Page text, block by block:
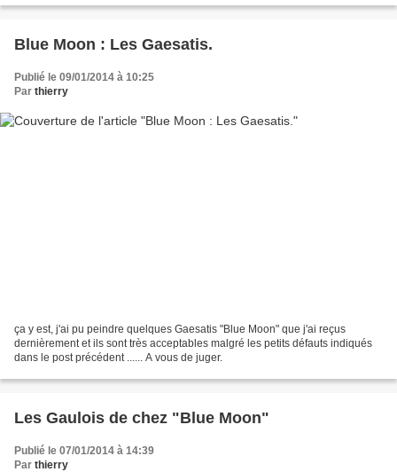
Blue Moon : Les Gaesatis.
Publié le 09/01/2014 à 10:25
Par thierry
ça y est, j'ai pu peindre quelques Gaesatis "Blue Moon" que j'ai reçus
dernièrement et ils sont très acceptables malgré les petits défauts indiqués
dans le post précédent ...... A vous de juger.
Les Gaulois de chez "Blue Moon"
Publié le 07/01/2014 à 14:39
Par thierry